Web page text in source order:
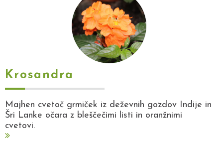
Krosandra
Majhen cvetoč grmiček iz deževnih gozdov Indije in
Šri Lanke očara z bleščečimi listi in oranžnimi
cvetovi.